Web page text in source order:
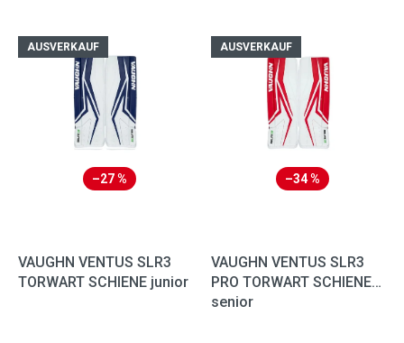
Liste der Produkte
AUSVERKAUF
–27 %
VAUGHN VENTUS SLR3
TORWART SCHIENE junior
AUSVERKAUF
–34 %
VAUGHN VENTUS SLR3
PRO TORWART SCHIENE
senior